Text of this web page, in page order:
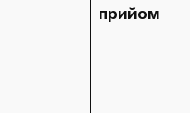
прийом